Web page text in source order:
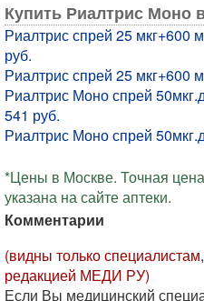
Купить Риалтрис Моно
Риалтрис спрей 25 мкг+600
руб.
Риалтрис спрей 25 мкг+600
Риалтрис Моно спрей
541 руб.
Риалтрис Моно спрей
*Цены в Москве. Точная
указана на сайте аптеки.
Комментарии
(видны только
редакцией МЕДИ РУ)
Если Вы медицинский